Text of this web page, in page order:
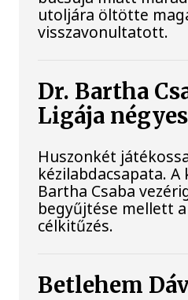
utoljára öltötte
visszavonultatott.
Dr. Bartha
Ligája
Huszonkét
kézilabdacsapata.
Bartha Csaba
begyűjtése mellett
célkitűzés.
Betlehem